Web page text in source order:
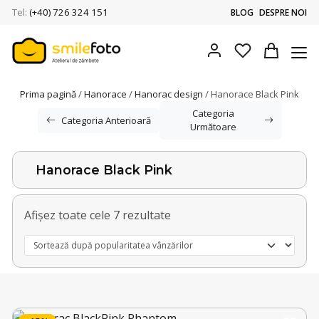
Tel: (+40) 726 324 151 BLOG DESPRE NOI
My account
FavoritesCart
Prima pagină/Hanorace /Hanorac design / Hanorace Black Pink
Categoria Anterioară
Categoria
Următoare
Hanorace Black Pink
Afișez toate cele 7 rezultate